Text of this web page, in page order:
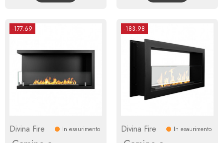
-177.69
Divina Fire In esaurimento
-183.98
Divina Fire In esaurimento